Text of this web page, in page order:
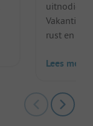
uitnodigt
rust en
Lees meer